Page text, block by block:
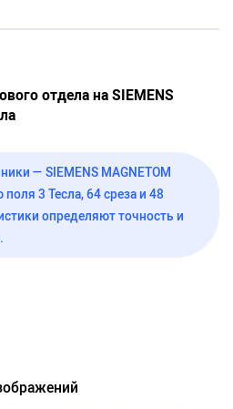
отдела на SIEMENS
— SIEMENS MAGNETOM
3 Тесла, 64 среза и 48
определяют точность и